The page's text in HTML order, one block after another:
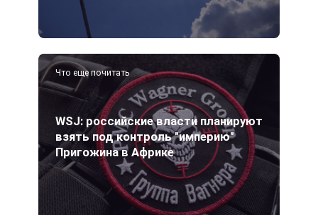
Что еще почитать
WSJ: российские власти планируют
взять под контроль "империю"
Пригожина в Африке